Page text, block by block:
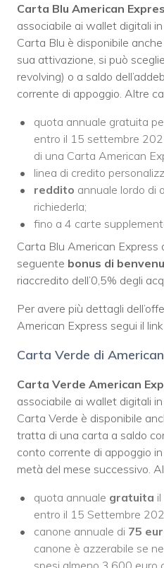
Carta Blu American
associabile ai wallet digitali
Carta Blu è disponibile
sua attivazione, si può
revolving) o a saldo
corrente di appoggio. Altre
quota annuale gratuita
entro il 15 settembre
di una Carta American
linea di credito
reddito annuale lordo di
richiederla;
fino a 4 carte
Carta Blu American Express
seguente bonus di
riaccredito dell’0,5% degli
Per avere più dettagli
American Express segui il
Carta Verde di
Carta Verde American
associabile ai wallet digitali
Carta Verde è disponibile
tratta di una carta a saldo
conto corrente di appoggio in
metà del mese successivo.
quota annuale gratuita
entro il 15 Settembre
canone annuale di 75
canone è azzerabile se
spesi almeno 3.600 euro